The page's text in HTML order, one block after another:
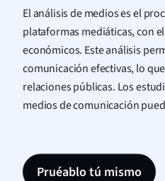
El análisis de medios es el
plataformas mediáticas, con
económicos. Este análisis
comunicación efectivas, lo
relaciones públicas. Los
medios de comunicación
Pruéablo tú mismo